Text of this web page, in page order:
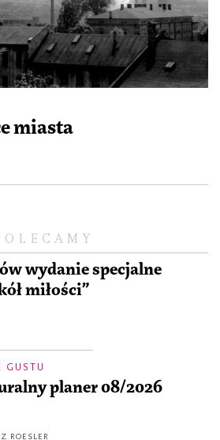
wydanie specjalne
miłości”
GUSTU
planer 08/2026
ROESLER
miasta